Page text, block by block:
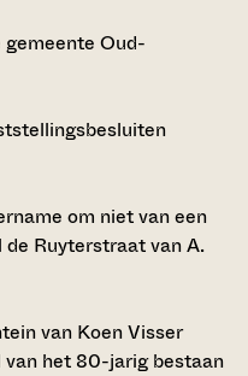
Oud-
om niet van een
Ruyterstraat van A.
van Koen Visser
van het 80-jarig bestaan